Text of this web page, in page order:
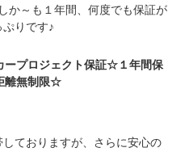
は法定24ヶ月点検整備付
付の場合は法定24ヶ月点検整備付
貨物など一部車両は６ヶ月点検１．
定点検を実施致します。 ２．支払
でおります。 ３．点検記録簿が発
か～も１年間、何度でも保証が
りです♪
プロジェクト保証☆１年間保
離無制限☆
ておりますが、さらに安心の